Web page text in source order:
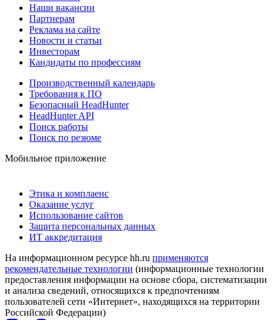
Наши вакансии
Партнерам
Реклама на сайте
Новости и статьи
Инвесторам
Кандидаты по профессиям
Производственный календарь
Требования к ПО
Безопасный HeadHunter
HeadHunter API
Поиск работы
Поиск по резюме
Мобильное приложение
Этика и комплаенс
Оказание услуг
Использование сайтов
Защита персональных данных
ИТ аккредитация
На информационном ресурсе hh.ru применяются
рекомендательные технологии (информационные технологии
предоставления информации на основе сбора, систематизации
и анализа сведений, относящихся к предпочтениям
пользователей сети «Интернет», находящихся на территории
Российской Федерации)